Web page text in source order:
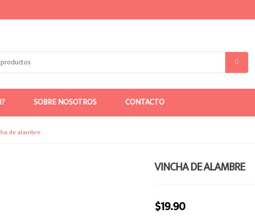
SOBRE NOSOTROS CONTACTO
de alambre
VINCHA DE ALAMBRE
$19.90